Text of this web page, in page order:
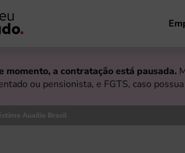
momento, a contratação está pausada.
ou pensionista, e FGTS, caso
Auxílio Brasil